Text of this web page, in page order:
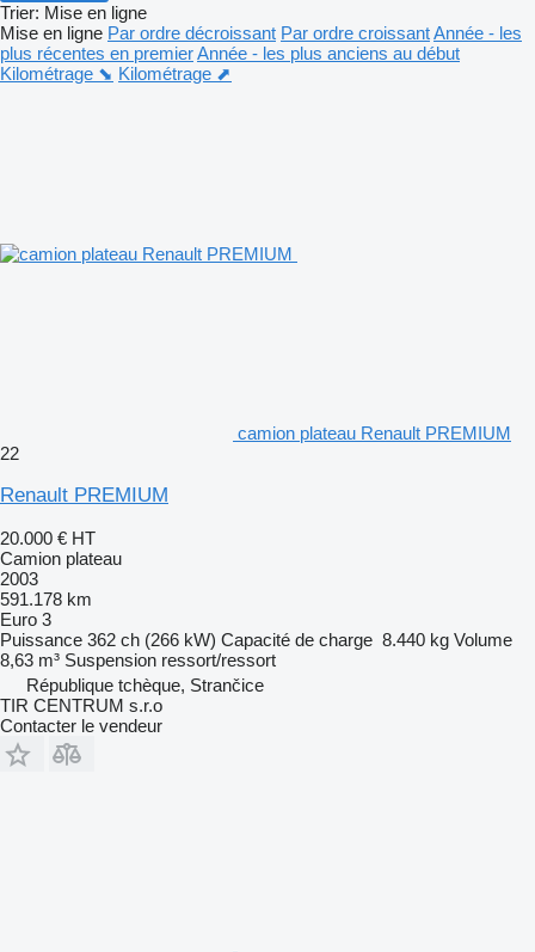
Trier: Mise en ligne
Mise en ligne Par ordre décroissant Par ordre croissantAnnée - les
plus récentes en premierAnnée - les plus anciens au début
Kilométrage ⬊ Kilométrage ⬈
camion plateau Renault PREMIUM
22
Renault PREMIUM
20.000 € HT
Camion plateau
2003
591.178 km
Euro 3
Puissance 362 ch (266 kW) Capacité de charge 8.440 kg Volume
8,63 m³ Suspension ressort/ressort
République tchèque, Strančice
TIR CENTRUM s.r.o
Contacter le vendeur